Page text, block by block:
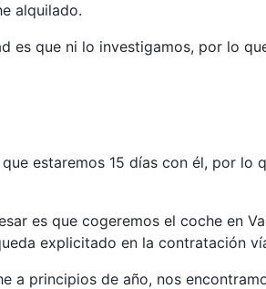
alquilado.
es que ni lo investigamos, por lo
estaremos 15 días con él, por
es que cogeremos el coche en
explicitado en la contratación
a principios de año, nos